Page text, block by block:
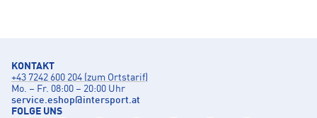
KONTAKT
+43 7242 600 204 (zum Ortstarif)
Mo. – Fr. 08:00 – 20:00 Uhr
service.eshop@intersport.at
FOLGE UNS